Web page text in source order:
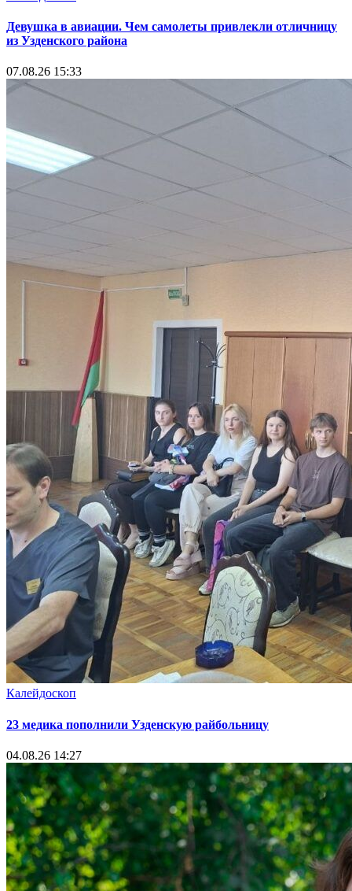
Девушка в авиации. Чем самолеты привлекли отличницу
из Узденского района
07.08.26 15:33
Калейдоскоп
23 медика пополнили Узденскую райбольницу
04.08.26 14:27